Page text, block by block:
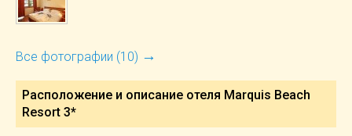
Все фотографии (10) →
Расположение и описание отеля Marquis Beach
Resort 3*